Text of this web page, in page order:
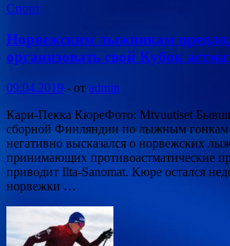
Спорт
Норвежским лыжникам
организовать свой Кубок
09.04.2019 - от admin
Кари-Пекка КюреФото: Mtvuutiset
сборной Финляндии по лыжным
негативно высказался о норвежских
принимающих противоастматические
приводит Ilta-Sanomat. Кюре остался
норвежки …